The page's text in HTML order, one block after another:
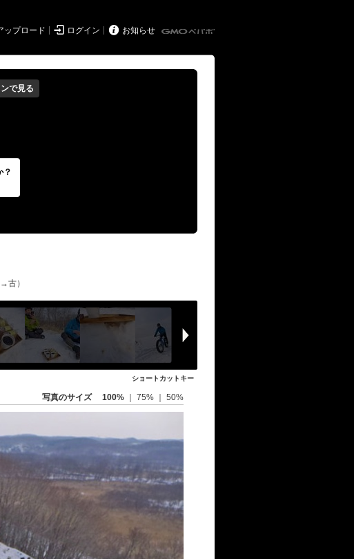
ップロード  ログイン  お知らせ
で見る
古）
ショートカットキー
写真のサイズ 100% 75% 50%
？